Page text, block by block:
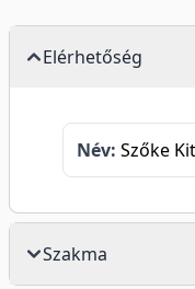
Elérhetőség
Név: Szőke
Szakma